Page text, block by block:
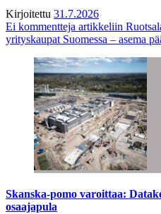
Kirjoitettu 31.7.2026
Ei kommentteja artikkeliin
yrityskaupat Suomessa – asema
Skanska-pomo varoittaa:
osaajapula